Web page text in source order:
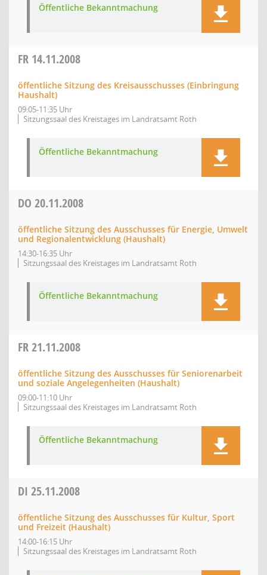
Öffentliche Bekanntmachung
FR 14.11.2008
öffentliche Sitzung des Kreisausschusses (Einbringung
Haushalt)
09:05-11:35 Uhr
Sitzungssaal des Kreistages im Landratsamt Roth
Öffentliche Bekanntmachung
DO 20.11.2008
öffentliche Sitzung des Ausschusses für Energie, Umwelt
und Regionalentwicklung (Haushalt)
14:30-16:35 Uhr
Sitzungssaal des Kreistages im Landratsamt Roth
Öffentliche Bekanntmachung
FR21.11.2008
öffentliche Sitzung des Ausschusses für Seniorenarbeit
und soziale Angelegenheiten (Haushalt)
09:00-11:10 Uhr
Sitzungssaal des Kreistages im Landratsamt Roth
Öffentliche Bekanntmachung
DI 25.11.2008
öffentliche Sitzung des Ausschusses für Kultur, Sport
und Freizeit (Haushalt)
14:00-16:15 Uhr
Sitzungssaal des Kreistages im Landratsamt Roth